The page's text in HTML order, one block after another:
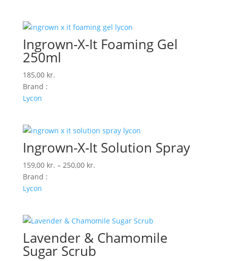
Ingrown-X-It Foaming Gel
250ml
185,00 kr.
Brand :
Lycon
Ingrown-X-It Solution Spray
159,00 kr. – 250,00 kr.Prisinterval:
Brand :
Lycon
Lavender & Chamomile
Sugar Scrub